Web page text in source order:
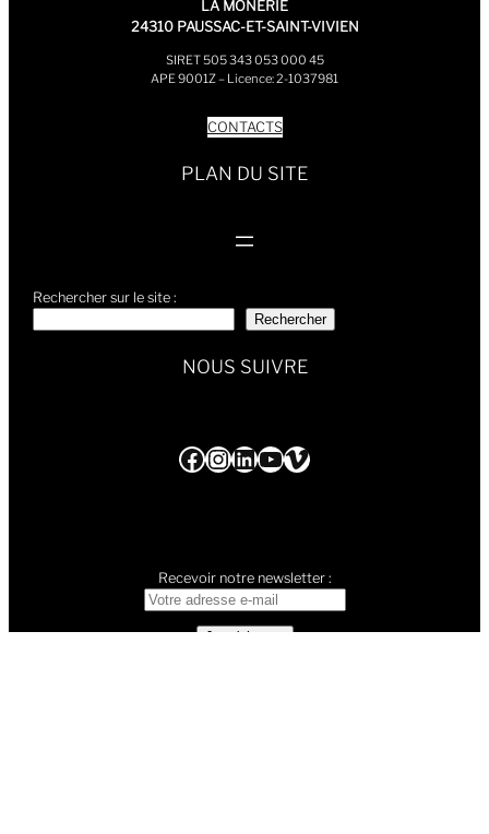
LA MONERIE
24310 PAUSSAC-ET-SAINT-VIVIEN
SIRET 505 343 053 000 45
APE 9001Z – Licence: 2-1037981
CONTACTS
PLAN DU SITE
Rechercher sur le site :
Rechercher
NOUS SUIVRE
Facebook InstagramLinkedIn YouTube Vimeo
Recevoir notre newsletter :